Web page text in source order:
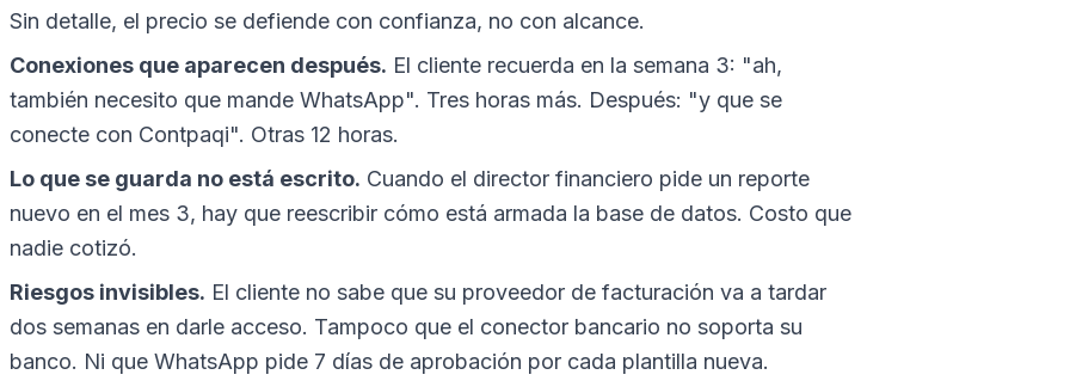
Sin detalle, el precio se defiende con confianza, no con alcance.
Conexiones que aparecen después. El cliente recuerda en la semana 3: "ah,
también necesito que mande WhatsApp". Tres horas más. Después: "y que se
conecte con Contpaqi". Otras 12 horas.
Lo que se guarda no está escrito. Cuando el director financiero pide un reporte
nuevo en el mes 3, hay que reescribir cómo está armada la base de datos. Costo que
nadie cotizó.
Riesgos invisibles. El cliente no sabe que su proveedor de facturación va a tardar
dos semanas en darle acceso. Tampoco que el conector bancario no soporta su
banco. Ni que WhatsApp pide 7 días de aprobación por cada plantilla nueva.